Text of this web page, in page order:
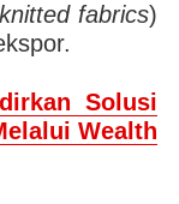
knitted fabrics)
Solusi
Wealth